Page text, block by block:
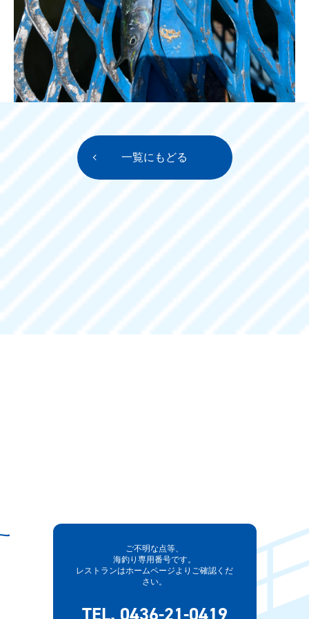
一覧にもどる
ご不明な点等、
海釣り専用番号です。
レストランはホームページよりご確認くだ
さい。
TEL. 0436-21-0419